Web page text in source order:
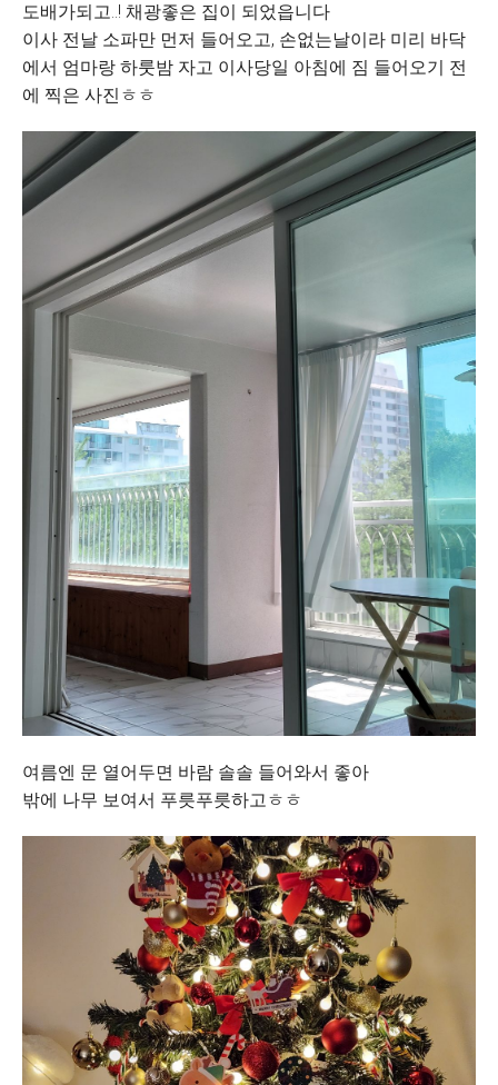
도배가되고..! 채광좋은 집이 되었읍니다
이사 전날 소파만 먼저 들어오고, 손없는날이라 미리 바닥
에서 엄마랑 하룻밤 자고 이사당일 아침에 짐 들어오기 전
에 찍은 사진ㅎㅎ
여름엔 문 열어두면 바람 솔솔 들어와서 좋아
밖에 나무 보여서 푸릇푸릇하고ㅎㅎ